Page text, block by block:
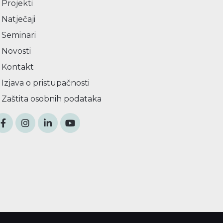
Projekti
Natječaji
Seminari
Novosti
Kontakt
Izjava o pristupačnosti
Zaštita osobnih podataka